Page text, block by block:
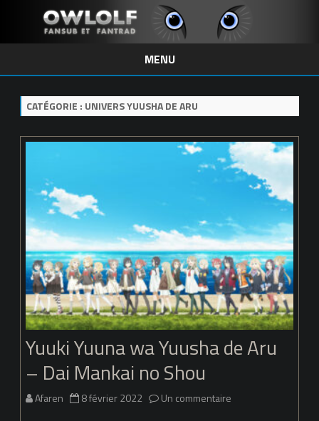
MENU
Skip
to
content
CATÉGORIE : UNIVERS YUUSHA DE ARU
Yuuki Yuuna wa Yuusha de Aru
– Dai Mankai no Shou
Afaren 8 février 2022 Un commentaire